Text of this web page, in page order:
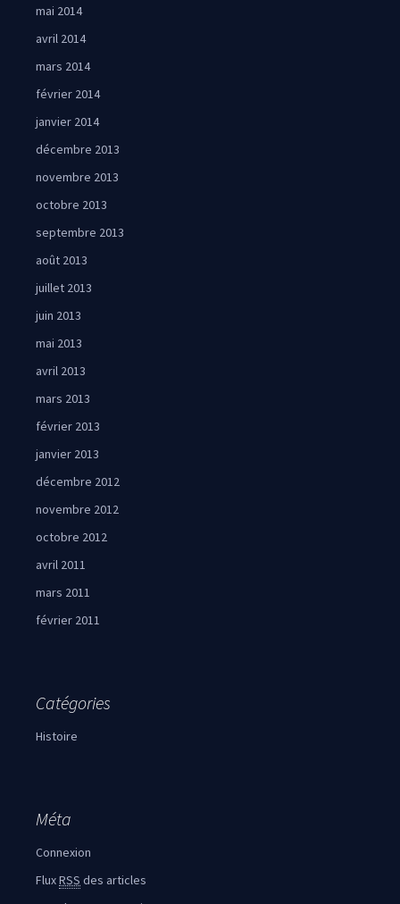
mai 2014
avril 2014
mars 2014
février 2014
janvier 2014
décembre 2013
novembre 2013
octobre 2013
septembre 2013
août 2013
juillet 2013
juin 2013
mai 2013
avril 2013
mars 2013
février 2013
janvier 2013
décembre 2012
novembre 2012
octobre 2012
avril 2011
mars 2011
février 2011
Catégories
Histoire
Méta
Connexion
FluxRSS des articles